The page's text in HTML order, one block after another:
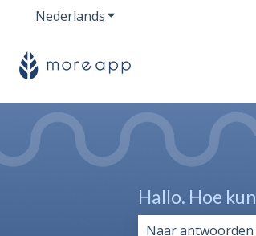
NederlandsSubmenu tonen voor
Hallo. Hoe